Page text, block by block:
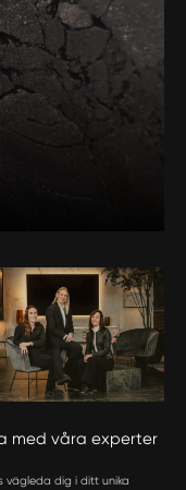
med våra experter
vägleda dig i ditt unika